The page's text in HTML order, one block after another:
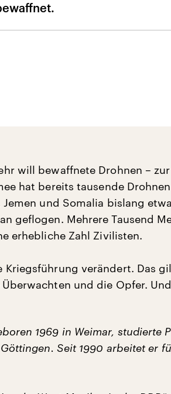
will bewaffnete Drohnen –
hat bereits tausende
Jemen und Somalia bislang
geflogen. Mehrere Tausend
erhebliche Zahl Zivilisten.
Kriegsführung verändert. Das
und die Opfer.
1969 in Weimar, studierte
Seit 1990 arbeitet er